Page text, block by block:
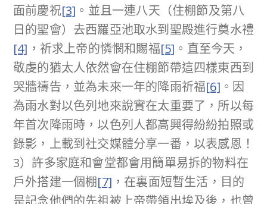
面前慶祝[3] 。並且一連八天（住棚節及第八
日的聖會）去西羅亞池取水到聖殿進行奠水禮
[4] ，祈求上帝的憐憫和賜福[5] 。直至今天，
敬虔的猶太人依然會在住棚節帶這四樣東西到
哭牆禱告，並為未來一年的降雨祈福[6] 。因
為雨水對以色列地來說實在太重要了，所以每
年首次降雨時，以色列人都高興得紛紛拍照或
錄影，上載到社交媒體分享一番，以表感恩！
3）許多家庭和會堂都會用簡單易拆的物料在
戶外搭建一個棚[7] ，在裏面短暫生活，目的
是記念他們的先祖被上帝帶領出埃及後，也曾